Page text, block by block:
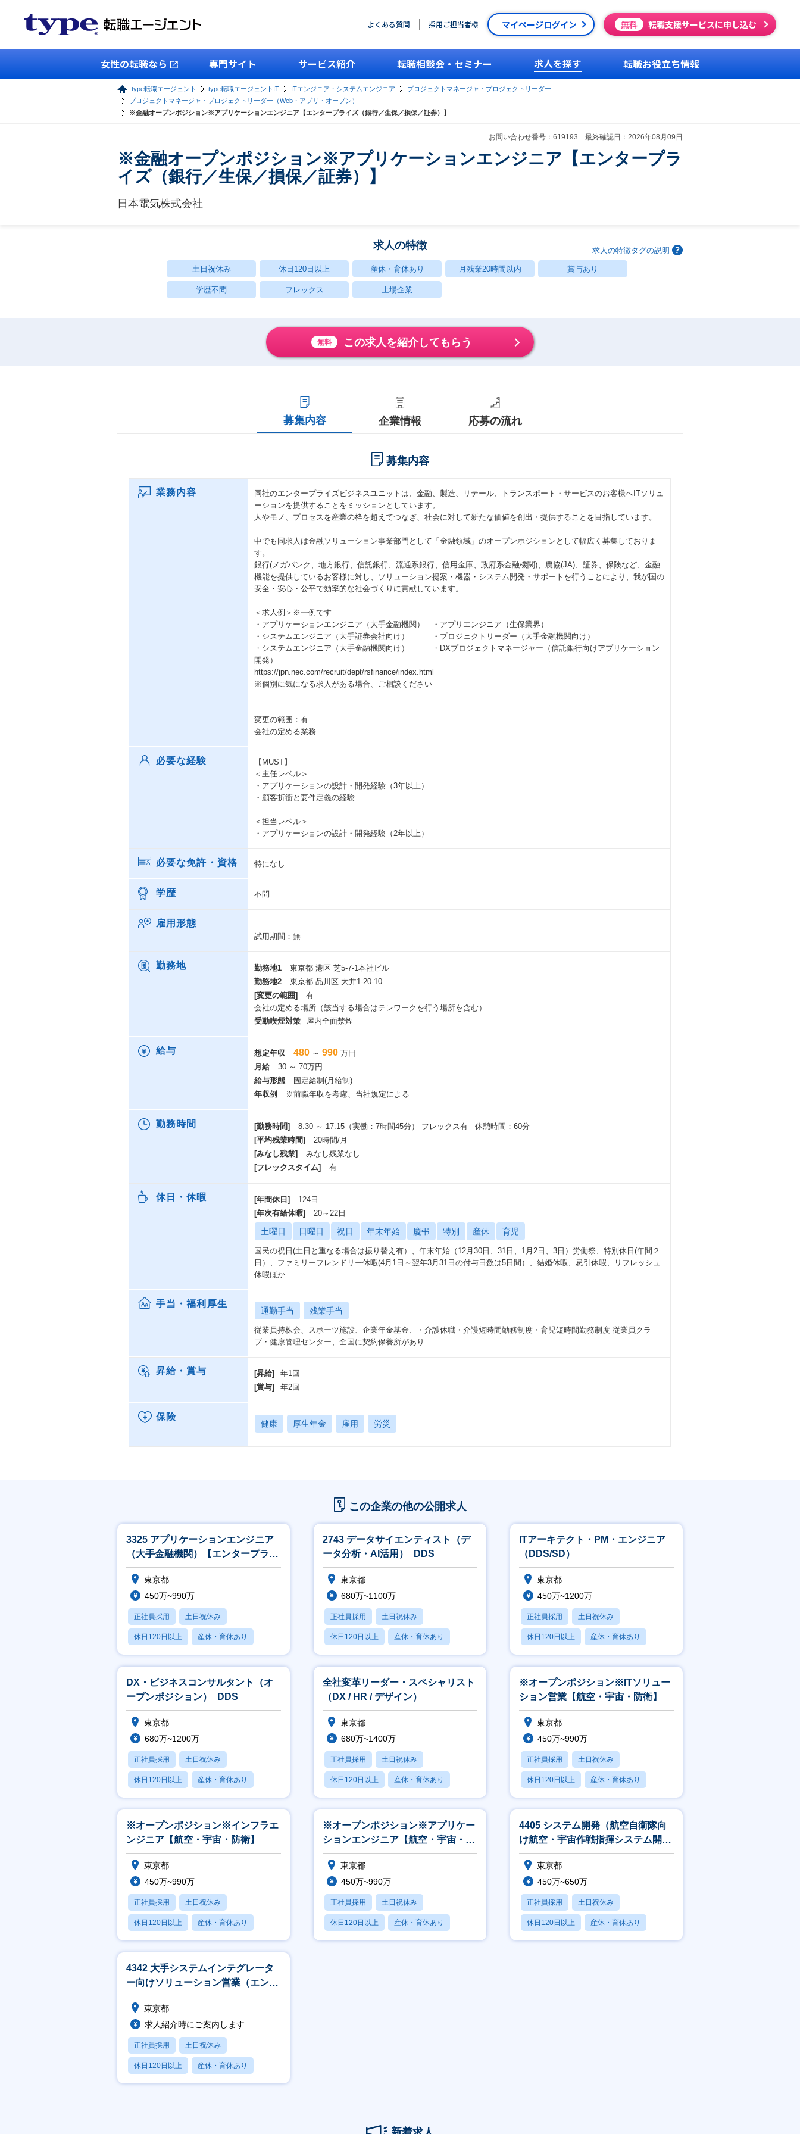
よくある質問 採用ご担当者様 マイページログイン 無料 転職支援サービスに申し込む
女性の転職なら 専門サイト サービス紹介 転職相談会・セミナー 求人を探す 転職お役立ち情報
type転職エージェント type転職エージェントIT ITエンジニア・システムエンジニア
プロジェクトマネージャ・プロジェクトリーダー
プロジェクトマネージャ・プロジェクトリーダー（Web・アプリ・オープン）
※金融オープンポジション※アプリケーションエンジニア【エンタープライズ（銀行／生保／損保／証券）】
お問い合わせ番号：619193 最終確認日：2026年08月09日
※金融オープンポジション※アプリケーションエンジニア【エンタープラ
イズ（銀行／生保／損保／証券）】
日本電気株式会社
求人の特徴 求人の特徴タグの説明
土日祝休み 休日120日以上 産休・育休あり 月残業20時間以内 賞与あり
学歴不問 フレックス 上場企業
無料 この求人を紹介してもらう
募集内容 企業情報 応募の流れ
募集内容
業務内容
同社のエンタープライズビジネスユニットは、金融、製造、リテール、トランスポート・サービスのお客様へITソリュ
ーションを提供することをミッションとしています。
人やモノ、プロセスを産業の枠を超えてつなぎ、社会に対して新たな価値を創出・提供することを目指しています。
中でも同求人は金融ソリューション事業部門として「金融領域」のオープンポジションとして幅広く募集しておりま
す。
銀行(メガバンク、地方銀行、信託銀行、流通系銀行、信用金庫、政府系金融機関)、農協(JA)、証券、保険など、金融
機能を提供しているお客様に対し、ソリューション提案・機器・システム開発・サポートを行うことにより、我が国の
安全・安心・公平で効率的な社会づくりに貢献しています。
＜求人例＞※一例です
・アプリケーションエンジニア（大手金融機関） ・アプリエンジニア（生保業界）
・システムエンジニア（大手証券会社向け） ・プロジェクトリーダー（大手金融機関向け）
・システムエンジニア（大手金融機関向け） ・DXプロジェクトマネージャー（信託銀行向けアプリケーション
開発）
https://jpn.nec.com/recruit/dept/rsfinance/index.html
※個別に気になる求人がある場合、ご相談ください
変更の範囲：有
会社の定める業務
必要な経験
【MUST】
＜主任レベル＞
・アプリケーションの設計・開発経験（3年以上）
・顧客折衝と要件定義の経験
＜担当レベル＞
・アプリケーションの設計・開発経験（2年以上）
必要な免許・資格 特になし
学歴 不問
雇用形態
試用期間：無
勤務地 勤務地1
東京都 港区 芝5-7-1本社ビル
勤務地2
東京都 品川区 大井1-20-10
[変更の範囲]
有
会社の定める場所（該当する場合はテレワークを行う場所を含む）
受動喫煙対策
屋内全面禁煙
給与 想定年収 480 ～ 990 万円
月給
30 ～ 70万円
給与形態
固定給制(月給制)
年収例
※前職年収を考慮、当社規定による
勤務時間 [勤務時間]
8:30 ～ 17:15（実働：7時間45分） フレックス有 休憩時間：60分
[平均残業時間]
20時間/月
[みなし残業]
みなし残業なし
[フレックスタイム]
有
休日・休暇 [年間休日]
124日
[年次有給休暇]
20～22日
土曜日 日曜日 祝日 年末年始 慶弔 特別 産休 育児
国民の祝日(土日と重なる場合は振り替え有）、年末年始（12月30日、31日、1月2日、3日）労働祭、特別休日(年間２
日）、ファミリーフレンドリー休暇(4月1日～翌年3月31日の付与日数は5日間）、結婚休暇、忌引休暇、リフレッシュ
休暇ほか
手当・福利厚生
通勤手当 残業手当
従業員持株会、スポーツ施設、企業年金基金、・介護休職・介護短時間勤務制度・育児短時間勤務制度 従業員クラ
ブ・健康管理センター、全国に契約保養所があり
昇給・賞与 [昇給]
年1回
[賞与]
年2回
保険
健康 厚生年金 雇用 労災
この企業の他の公開求人
3325 アプリケーションエンジニア
（大手金融機関）【エンタープライ
ズ／金融】
東京都
450万~990万
正社員採用 土日祝休み
休日120日以上 産休・育休あり
月残業20時間以内
2743 データサイエンティスト（デ
ータ分析・AI活用）_DDS
東京都
680万~1100万
正社員採用 土日祝休み
休日120日以上 産休・育休あり
月残業20時間以内
ITアーキテクト・PM・エンジニア
（DDS/SD）
東京都
450万~1200万
正社員採用 土日祝休み
休日120日以上 産休・育休あり
月残業20時間以内
DX・ビジネスコンサルタント（オ
ープンポジション）_DDS
東京都
680万~1200万
正社員採用 土日祝休み
休日120日以上 産休・育休あり
月残業20時間以内
全社変革リーダー・スペシャリスト
（DX / HR / デザイン）
東京都
680万~1400万
正社員採用 土日祝休み
休日120日以上 産休・育休あり
月残業20時間以内
※オープンポジション※ITソリュー
ション営業【航空・宇宙・防衛】
東京都
450万~990万
正社員採用 土日祝休み
休日120日以上 産休・育休あり
月残業20時間以内
※オープンポジション※インフラエ
ンジニア【航空・宇宙・防衛】
東京都
450万~990万
正社員採用 土日祝休み
休日120日以上 産休・育休あり
月残業20時間以内
※オープンポジション※アプリケー
ションエンジニア【航空・宇宙・防
衛】
東京都
450万~990万
正社員採用 土日祝休み
休日120日以上 産休・育休あり
月残業20時間以内
4405 システム開発（航空自衛隊向
け航空・宇宙作戦指揮システム開
発）
東京都
450万~650万
正社員採用 土日祝休み
休日120日以上 産休・育休あり
月残業20時間以内
4342 大手システムインテグレータ
ー向けソリューション営業（エンド
ユーザ：官公庁他）_TS
東京都
求人紹介時にご案内します
正社員採用 土日祝休み
休日120日以上 産休・育休あり
賞与あり